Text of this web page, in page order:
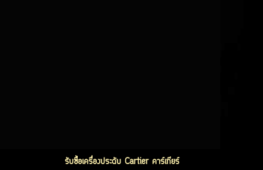
รับซื้อเครื่องประดับ Cartier คาร์เทียร์